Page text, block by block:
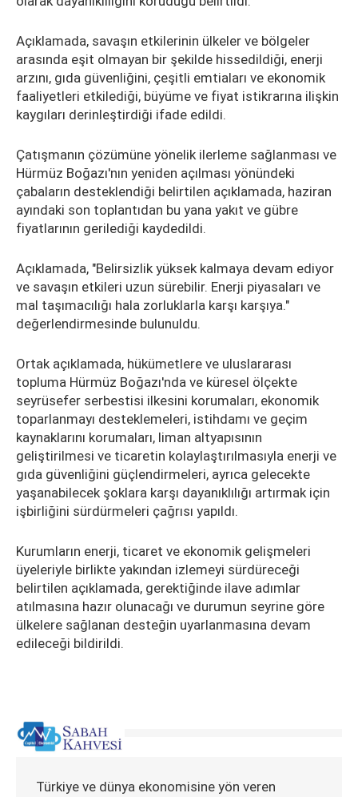
Açıklamada, savaşın etkilerinin ülkeler ve bölgeler
arasında eşit olmayan bir şekilde hissedildiği, enerji
arzını, gıda güvenliğini, çeşitli emtiaları ve ekonomik
faaliyetleri etkilediği, büyüme ve fiyat istikrarına ilişkin
kaygıları derinleştirdiği ifade edildi.
Çatışmanın çözümüne yönelik ilerleme sağlanması ve
Hürmüz Boğazı'nın yeniden açılması yönündeki
çabaların desteklendiği belirtilen açıklamada, haziran
ayındaki son toplantıdan bu yana yakıt ve gübre
fiyatlarının gerilediği kaydedildi.
Açıklamada, "Belirsizlik yüksek kalmaya devam ediyor
ve savaşın etkileri uzun sürebilir. Enerji piyasaları ve
mal taşımacılığı hala zorluklarla karşı karşıya."
değerlendirmesinde bulunuldu.
Ortak açıklamada, hükümetlere ve uluslararası
topluma Hürmüz Boğazı'nda ve küresel ölçekte
seyrüsefer serbestisi ilkesini korumaları, ekonomik
toparlanmayı desteklemeleri, istihdamı ve geçim
kaynaklarını korumaları, liman altyapısının
geliştirilmesi ve ticaretin kolaylaştırılmasıyla enerji ve
gıda güvenliğini güçlendirmeleri, ayrıca gelecekte
yaşanabilecek şoklara karşı dayanıklılığı artırmak için
işbirliğini sürdürmeleri çağrısı yapıldı.
Kurumların enerji, ticaret ve ekonomik gelişmeleri
üyeleriyle birlikte yakından izlemeyi sürdüreceği
belirtilen açıklamada, gerektiğinde ilave adımlar
atılmasına hazır olunacağı ve durumun seyrine göre
ülkelere sağlanan desteğin uyarlanmasına devam
edileceği bildirildi.
Türkiye ve dünya ekonomisine yön veren